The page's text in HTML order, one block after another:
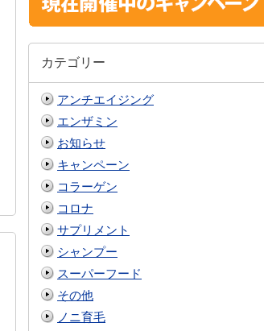
カテゴリー
アンチエイジング
エンザミン
お知らせ
キャンペーン
コラーゲン
コロナ
サプリメント
シャンプー
スーパーフード
その他
ノニ育毛